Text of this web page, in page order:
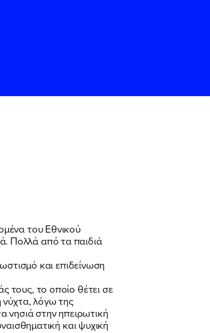
του Εθνικού
Πολλά από τα παιδιά
και επιδείνωση
τους, το οποίο θέτει σε
νύχτα, λόγω της
στην ηπειρωτική
και ψυχική